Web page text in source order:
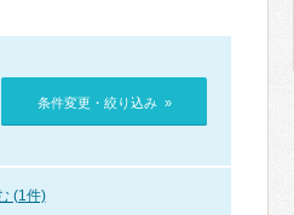
条件変更・絞り込み »
(1件)